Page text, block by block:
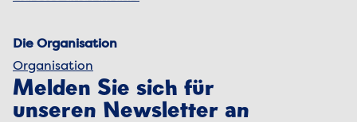
Die Organisation
Organisation
Melden Sie sich für
unseren Newsletter an